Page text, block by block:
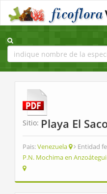
Sitio: Playa El
Pais:Venezuela Entidad
P.N. Mochima en Anzoátegui